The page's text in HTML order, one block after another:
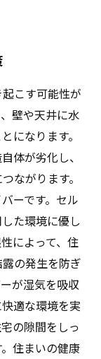
こす可能性が
壁や天井に水
になります。
体が劣化し、
ながります。
ーです。セル
た環境に優し
によって、住
の発生を防ぎ
が湿気を吸収
適な環境を実
の隙間をしっ
住まいの健康